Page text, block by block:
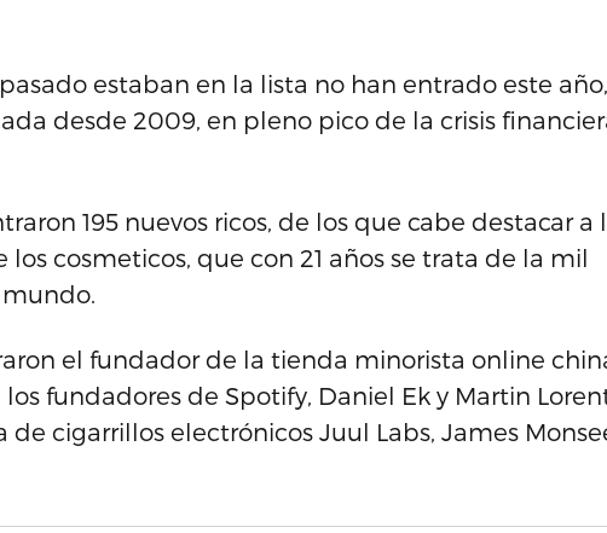
estaban en la lista no han entrado este año,
desde 2009, en pleno pico de la crisis
195 nuevos ricos, de los que cabe destacar a
cosmeticos, que con 21 años se trata de la mil
el fundador de la tienda minorista online
fundadores de Spotify, Daniel Ek y Martin
de cigarrillos electrónicos Juul Labs, James